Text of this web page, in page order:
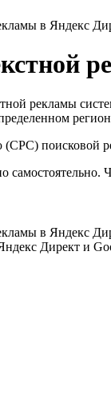
в Яндекс
рекламы
(CPC) поисковой
в Яндекс
Директ и